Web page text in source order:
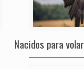
Nacidos para volar